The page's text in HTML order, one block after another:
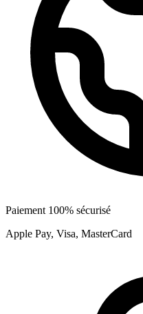
Paiement 100% sécurisé
Apple Pay, Visa, MasterCard